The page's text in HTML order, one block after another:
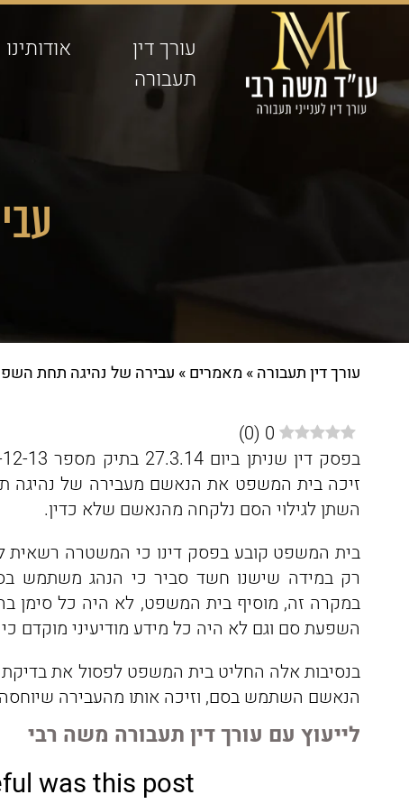
עורך דין
תעבורה
אודותינו
עורך דין תעבורה» מאמרים» עבירה של נהיגה תחת
0
(
0
)
זיכה בית המשפט את הנאשם מעבירה של
השתן לגילוי הסם נלקחה מהנאשם שלא כדין.
בית המשפט קובע בפסק דינו כי המשטרה רשאית
רק במידה שישנו חשד סביר כי הנהג משתמש
במקרה זה, מוסיף בית המשפט, לא היה כל סימן
השפעת סם וגם לא היה כל מידע מודיעיני מוקדם
בנסיבות אלה החליט בית המשפט לפסול את
הנאשם השתמש בסם, וזיכה אותו מהעבירה
לייעוץ עם עורך דין תעבורה משה רבי
was this post?